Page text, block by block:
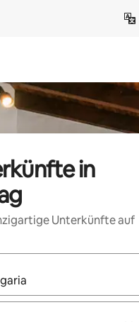
in
Unterkünfte auf
sind, navigiere mit